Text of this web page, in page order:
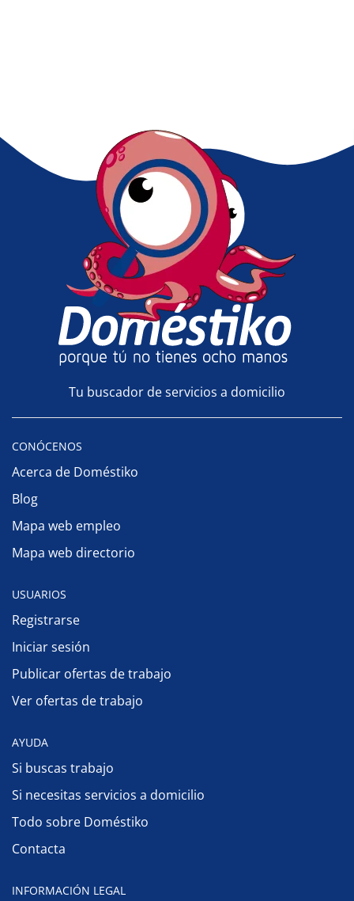
Tu buscador de servicios a domicilio
CONÓCENOS
Acerca de Doméstiko
Blog
Mapa web empleo
Mapa web directorio
USUARIOS
Registrarse
Iniciar sesión
Publicar ofertas de trabajo
Ver ofertas de trabajo
AYUDA
Si buscas trabajo
Si necesitas servicios a domicilio
Todo sobre Doméstiko
Contacta
INFORMACIÓN LEGAL